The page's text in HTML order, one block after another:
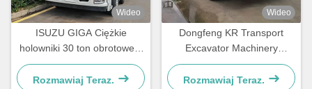
Wideo
ISUZU GIGA Ciężkie
holowniki 30 ton obrotowe o
360 stopniach, ciężarówka
ratownictwa drogowego
Rozmawiaj Teraz.
Wideo
Dongfeng KR Transport
Excavator Machinery
Flatbed Transport Truck
Rozmawiaj Teraz.